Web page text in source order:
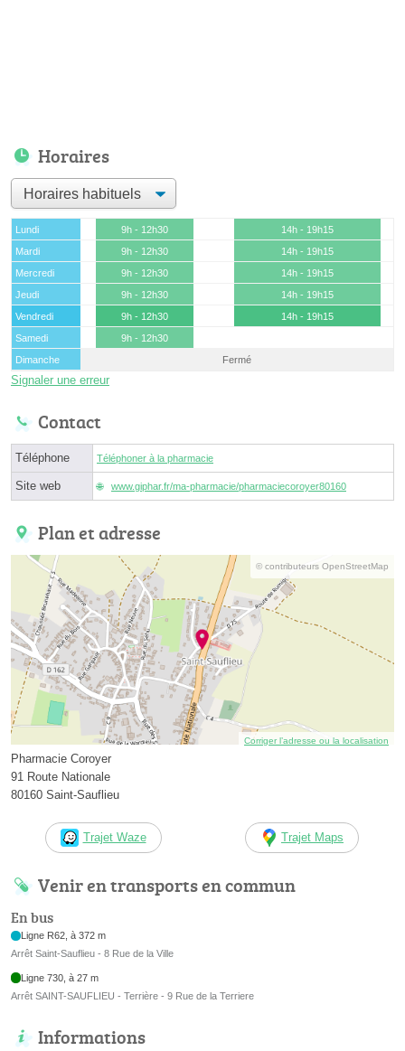
Horaires
Lundi 9h - 12h30
14h - 19h15
Mardi
9h - 12h30
14h - 19h15
Mercredi
9h - 12h30
14h - 19h15
Jeudi
9h - 12h30
14h - 19h15
Vendredi
9h - 12h30
14h - 19h15
Samedi
9h - 12h30
Dimanche
Fermé
Signaler une erreur
Contact
Téléphone Téléphoner à la pharmacie
Site web www.giphar.fr/ma-pharmacie/pharmaciecoroyer80160
Plan et adresse
© contributeurs OpenStreetMap
Corriger l’adresse ou la localisation
Pharmacie Coroyer
91 Route Nationale
80160 Saint-Sauflieu
Trajet Waze Trajet Maps
Venir en transports en commun
En bus
Ligne R62, à 372 m
Arrêt Saint-Sauflieu - 8 Rue de la Ville
Ligne 730, à 27 m
Arrêt SAINT-SAUFLIEU - Terrière - 9 Rue de la Terriere
Informations